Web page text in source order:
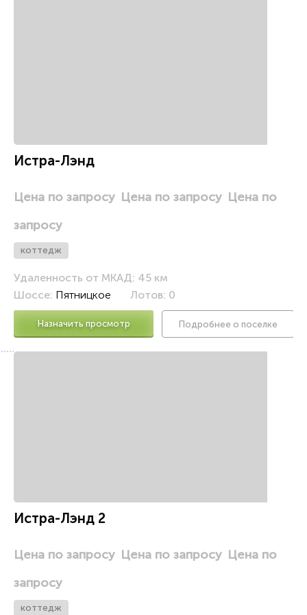
Истра-Лэнд
Цена по запросу Цена по запросу Цена по
запросу
коттедж
Удаленность от МКАД: 45 км
Шоссе: Пятницкое Лотов: 0
Назначить просмотр Подробнее о поселке
Истра-Лэнд 2
Цена по запросу Цена по запросу Цена по
запросу
коттедж